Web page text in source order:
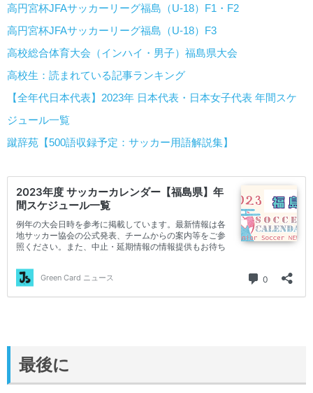
高円宮杯JFAサッカーリーグ福島（U-18）F1・F2
高円宮杯JFAサッカーリーグ福島（U-18）F3
高校総合体育大会（インハイ・男子）福島県大会
高校生：読まれている記事ランキング
【全年代日本代表】2023年 日本代表・日本女子代表 年間スケ
ジュール一覧
蹴辞苑【500語収録予定：サッカー用語解説集】
最後に